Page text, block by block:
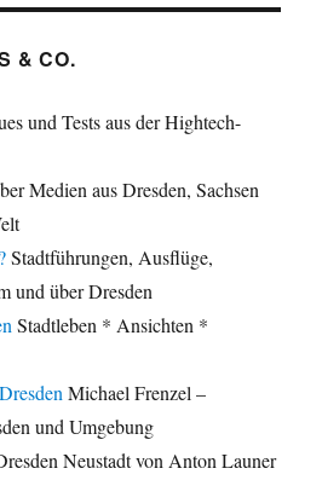
& CO.
und Tests aus der Hightech-
Medien aus Dresden, Sachsen
Stadtführungen, Ausflüge,
und über Dresden
Stadtleben * Ansichten *
Michael Frenzel –
und Umgebung
Neustadt von Anton Launer